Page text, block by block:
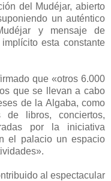
del Mudéjar, abierto
un auténtico
y mensaje de
esta constante
que «otros 6.000
que se llevan a cabo
de la Algaba, como
de libros, conciertos,
por la iniciativa
el palacio un espacio
al espectacular